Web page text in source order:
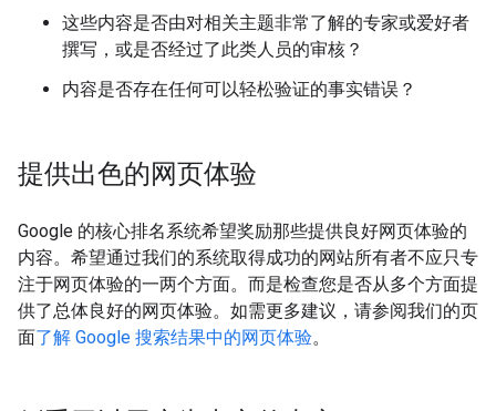
这些内容是否由对相关主题非常了解的专家或爱好者
撰写，或是否经过了此类人员的审核？
内容是否存在任何可以轻松验证的事实错误？
提供出色的网页体验
Google 的核心排名系统希望奖励那些提供良好网页体验的
内容。希望通过我们的系统取得成功的网站所有者不应只专
注于网页体验的一两个方面。而是检查您是否从多个方面提
供了总体良好的网页体验。如需更多建议，请参阅我们的页
面了解 Google 搜索结果中的网页体验。